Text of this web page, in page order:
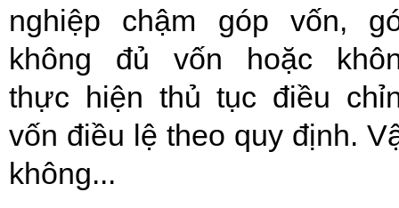
nghiệp chậm góp vốn,
không đủ vốn hoặc
thực hiện thủ tục điều
vốn điều lệ theo quy định.
không...